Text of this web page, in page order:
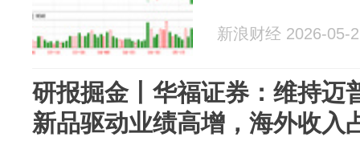
新浪财经 2026-05-
研报掘金丨华福证券：维持迈
新品驱动业绩高增，海外收入